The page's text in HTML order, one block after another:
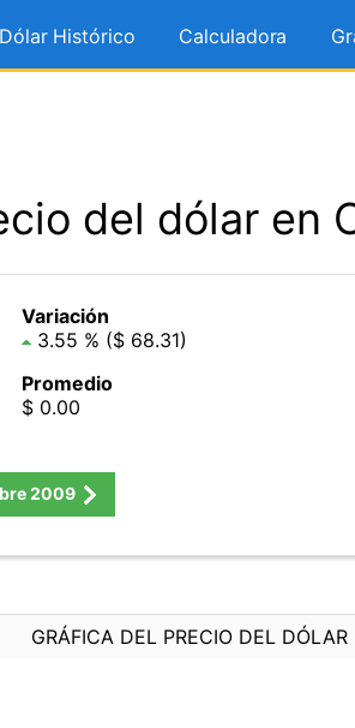
Dólar Histórico Calculadora
del dólar en
Variación
3.55 % ($ 68.31)
Promedio
$ 0.00
2009
GRÁFICA DEL PRECIO DEL